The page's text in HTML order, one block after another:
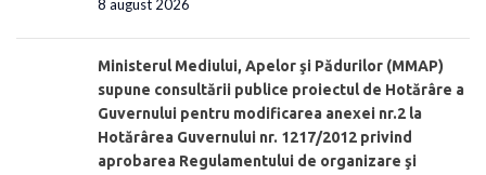
8 august 2026
Ministerul Mediului, Apelor şi Pădurilor (MMAP)
supune consultării publice proiectul de Hotărâre a
Guvernului pentru modificarea anexei nr.2 la
Hotărârea Guvernului nr. 1217/2012 privind
aprobarea Regulamentului de organizare şi